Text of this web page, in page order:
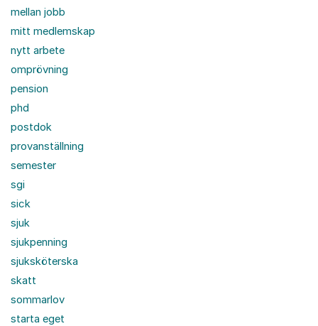
mellan jobb
mitt medlemskap
nytt arbete
omprövning
pension
phd
postdok
provanställning
semester
sgi
sick
sjuk
sjukpenning
sjuksköterska
skatt
sommarlov
starta eget